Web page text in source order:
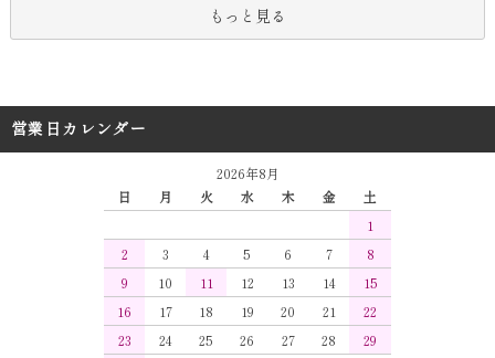
もっと見る
営業日カレンダー
2026年8月
日
月 火 水 木 金
土
1
2
3 4 5 6 7
8
9
10 11 12 13 14
15
16
17 18 19 20 21
22
23
24 25 26 27 28
29